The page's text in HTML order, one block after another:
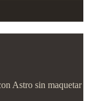
Astro sin maquetar